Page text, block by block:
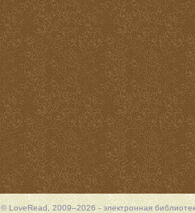
© LoveRead, 2009–2026 - электронная